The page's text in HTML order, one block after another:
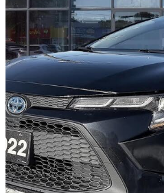
2022 Toyota Corolla Hybrid
FWD100 178 km
22 895 $